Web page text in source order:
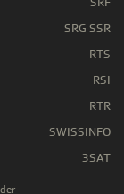
SRG SSR
RTS
RSI
RTR
SWISSINFO
3SAT